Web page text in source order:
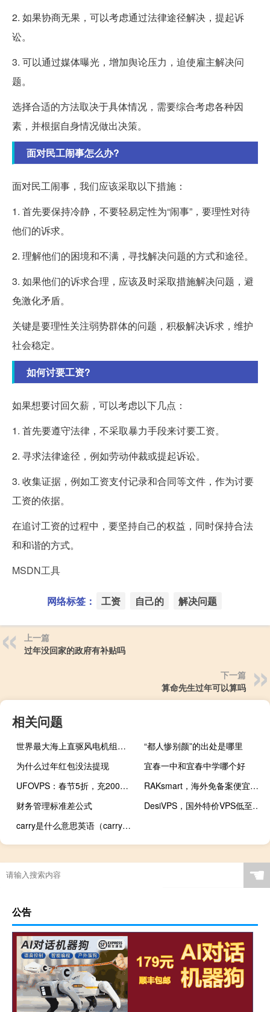
2. 如果协商无果，可以考虑通过法律途径解决，提起诉
讼。
3. 可以通过媒体曝光，增加舆论压力，迫使雇主解决问
题。
选择合适的方法取决于具体情况，需要综合考虑各种因
素，并根据自身情况做出决策。
面对民工闹事怎么办?
面对民工闹事，我们应该采取以下措施：
1. 首先要保持冷静，不要轻易定性为“闹事”，要理性对待
他们的诉求。
2. 理解他们的困境和不满，寻找解决问题的方式和途径。
3. 如果他们的诉求合理，应该及时采取措施解决问题，避
免激化矛盾。
关键是要理性关注弱势群体的问题，积极解决诉求，维护
社会稳定。
如何讨要工资?
如果想要讨回欠薪，可以考虑以下几点：
1. 首先要遵守法律，不采取暴力手段来讨要工资。
2. 寻求法律途径，例如劳动仲裁或提起诉讼。
3. 收集证据，例如工资支付记录和合同等文件，作为讨要
工资的依据。
在追讨工资的过程中，要坚持自己的权益，同时保持合法
和和谐的方式。
MSDN工具
网络标签： 工资 自己的 解决问题
上一篇
过年没回家的政府有补贴吗
下一篇
算命先生过年可以算吗
相关问题
世界最大海上直驱风电机组在福建下线：转一圈发38度电
“都人惨别颜”的出处是哪里
为什么过年红包没法提现
宜春一中和宜春中学哪个好
UFOVPS：春节5折，充200送30元，日本/香港CN2 GIA/美国高防VPS月付19元起
RAKsmart，海外免备案便宜VPS超值秒杀低至$1.99/月，香港/美国/日本机房，免费快照/免费备份，KVM虚拟/不限流量
财务管理标准差公式
DesiVPS，国外特价VPS低至$20/年@春节优惠，美国洛杉矶/荷兰海牙机房，KVM虚拟/1Gbps带宽
carry是什么意思英语（carry是什么意思）
☚
公告